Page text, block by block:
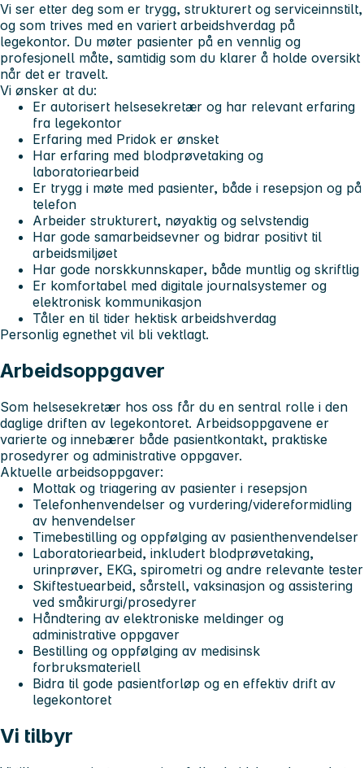
Vi ser etter deg som er trygg, strukturert og serviceinnstilt,
og som trives med en variert arbeidshverdag på
legekontor. Du møter pasienter på en vennlig og
profesjonell måte, samtidig som du klarer å holde oversikt
når det er travelt.
Vi ønsker at du:
Er autorisert helsesekretær og har relevant erfaring
fra legekontor
Erfaring med Pridok er ønsket
Har erfaring med blodprøvetaking og
laboratoriearbeid
Er trygg i møte med pasienter, både i resepsjon og på
telefon
Arbeider strukturert, nøyaktig og selvstendig
Har gode samarbeidsevner og bidrar positivt til
arbeidsmiljøet
Har gode norskkunnskaper, både muntlig og skriftlig
Er komfortabel med digitale journalsystemer og
elektronisk kommunikasjon
Tåler en til tider hektisk arbeidshverdag
Personlig egnethet vil bli vektlagt.
Arbeidsoppgaver
Som helsesekretær hos oss får du en sentral rolle i den
daglige driften av legekontoret. Arbeidsoppgavene er
varierte og innebærer både pasientkontakt, praktiske
prosedyrer og administrative oppgaver.
Aktuelle arbeidsoppgaver:
Mottak og triagering av pasienter i resepsjon
Telefonhenvendelser og vurdering/videreformidling
av henvendelser
Timebestilling og oppfølging av pasienthenvendelser
Laboratoriearbeid, inkludert blodprøvetaking,
urinprøver, EKG, spirometri og andre relevante tester
Skiftestuearbeid, sårstell, vaksinasjon og assistering
ved småkirurgi/prosedyrer
Håndtering av elektroniske meldinger og
administrative oppgaver
Bestilling og oppfølging av medisinsk
forbruksmateriell
Bidra til gode pasientforløp og en effektiv drift av
legekontoret
Vi tilbyr